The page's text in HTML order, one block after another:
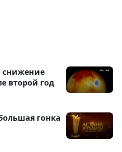
снижение
второй год
гонка